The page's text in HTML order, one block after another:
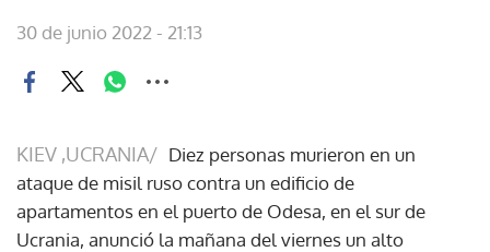
30 de junio 2022 - 21:13
KIEV ,UCRANIA/ Diez personas murieron en un
ataque de misil ruso contra un edificio de
apartamentos en el puerto de Odesa, en el sur de
Ucrania, anunció la mañana del viernes un alto